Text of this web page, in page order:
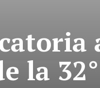
la